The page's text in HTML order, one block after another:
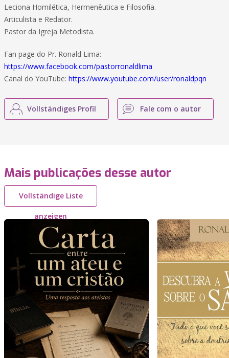
Leciona Homilética, Hermenêutica e Filosofia.
Articulista e Redator.
Pastor da Igreja Metodista.
Fan page do Pr. Ronald Lima:
https://www.facebook.com/pastorronaldlima
Canal do YouTube: https://www.youtube.com/user/ronaldpqn
Vollständiges Profil Fale com o autor
Mais publicações desse autor
Vollständige Liste
anzeigen